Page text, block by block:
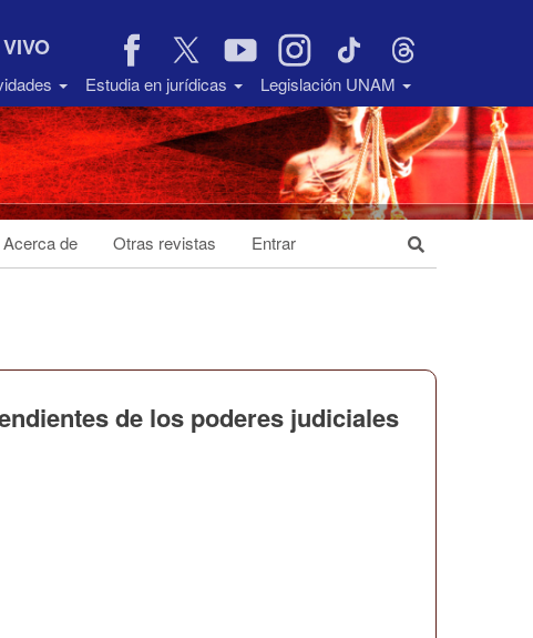
Estudia en jurídicas Legislación UNAM
Acerca de Otras revistas Entrar
de los poderes judiciales